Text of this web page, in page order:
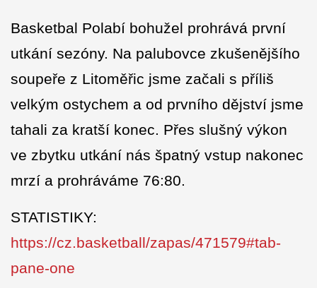
Basketbal Polabí bohužel prohrává první
utkání sezóny. Na palubovce zkušenějšího
soupeře z Litoměřic jsme začali s příliš
velkým ostychem a od prvního dějství jsme
tahali za kratší konec. Přes slušný výkon
ve zbytku utkání nás špatný vstup nakonec
mrzí a prohráváme 76:80.
STATISTIKY:
https://cz.basketball/zapas/471579#tab-
pane-one